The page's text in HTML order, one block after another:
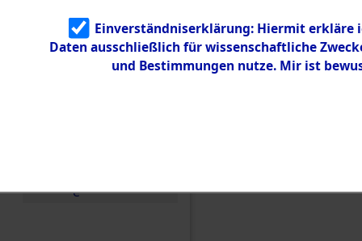
Identifizierun
g
5.3.3
Todesmärsch
e
Einverständniserklärung: Hiermit erkläre
Daten ausschließlich für wissenschaftliche
und Bestimmungen nutze. Mir ist